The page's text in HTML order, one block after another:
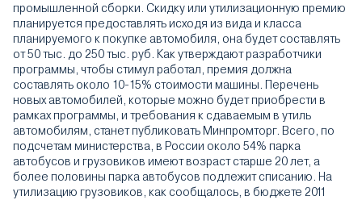
промышленной сборки. Скидку или утилизационную премию
планируется предоставлять исходя из вида и класса
планируемого к покупке автомобиля, она будет составлять
от 50 тыс. до 250 тыс. руб. Как утверждают разработчики
программы, чтобы стимул работал, премия должна
составлять около 10-15% стоимости машины. Перечень
новых автомобилей, которые можно будет приобрести в
рамках программы, и требования к сдаваемым в утиль
автомобилям, станет публиковать Минпромторг. Всего, по
подсчетам министерства, в России около 54% парка
автобусов и грузовиков имеют возраст старше 20 лет, а
более половины парка автобусов подлежит списанию. На
утилизацию грузовиков, как сообщалось, в бюджете 2011